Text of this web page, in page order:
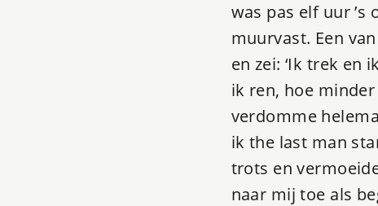
was pas elf uur
muurvast. Een
en zei: ‘Ik trek en
ik ren, hoe
verdomme
ik the last man
trots en
naar mij toe als